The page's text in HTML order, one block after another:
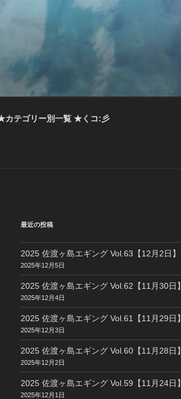
カテゴリー別一覧 ★くコ:彡
最近の投稿
2025 佐渡ヶ島エギング Vol.63【12月2日】
2025年12月5日
2025 佐渡ヶ島エギング Vol.62【11月30日】
2025年12月4日
2025 佐渡ヶ島エギング Vol.61【11月29日】
2025年12月3日
2025 佐渡ヶ島エギング Vol.60【11月28日】
2025年12月2日
2025 佐渡ヶ島エギング Vol.59【11月24日】
2025年12月1日